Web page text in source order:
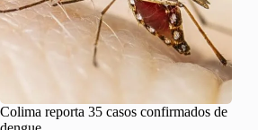
Colima reporta 35 casos confirmados de